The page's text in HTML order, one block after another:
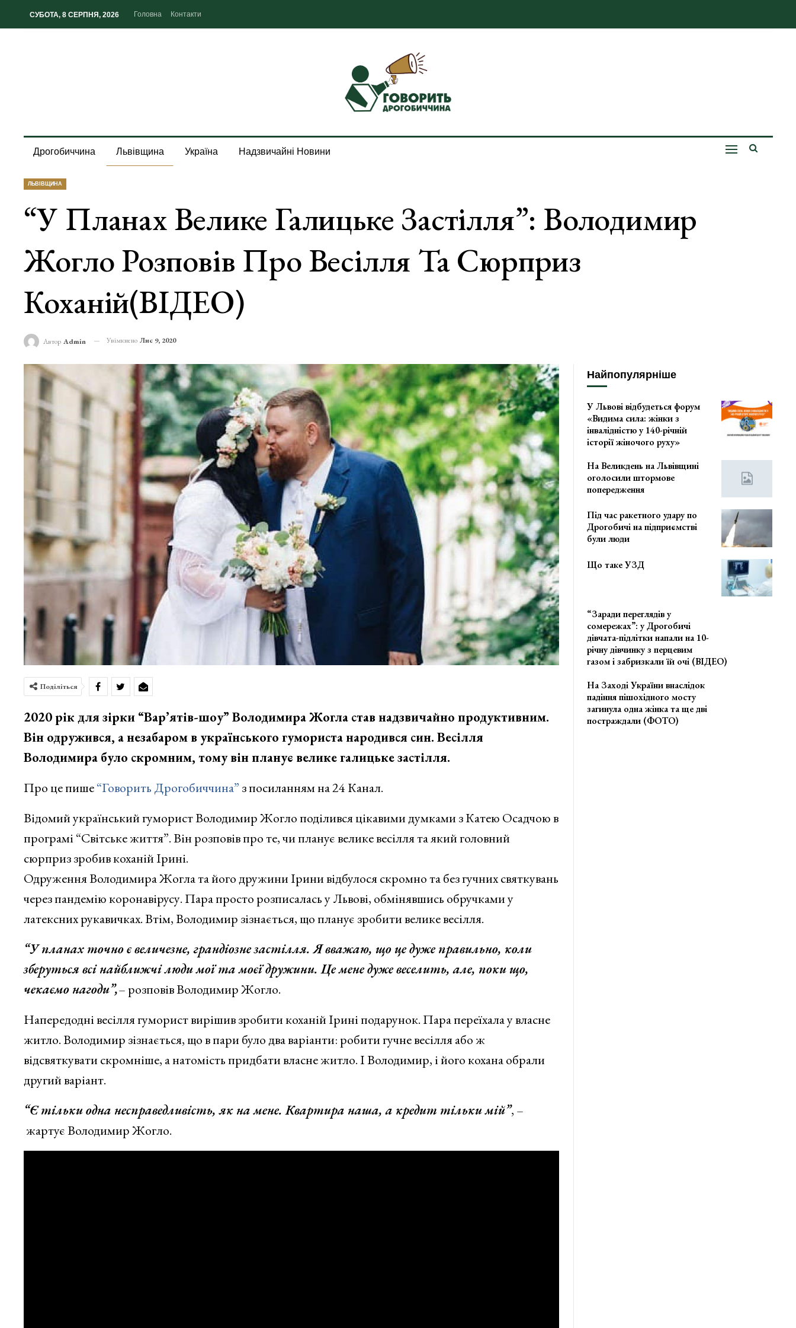
СУБОТА, 8 СЕРПНЯ, 2026 Головна Контакти
Дрогобиччина Львівщина Україна Надзвичайні Новини
ЛЬВІВЩИНА
“У Планах Велике Галицьке Застілля”: Володимир
Жогло Розповів Про Весілля Та Сюрприз
Коханій(ВІДЕО)
Автор Admin Увімкнено Лис 9, 2020
Поділіться
2020 рік для зірки “Вар’ятів-шоу” Володимира Жогла став надзвичайно продуктивним.
Він одружився, а незабаром в українського гумориста народився син. Весілля
Володимира було скромним, тому він планує велике галицьке застілля.
Про це пише“Говорить Дрогобиччина” з посиланням на 24 Канал.
Відомий український гуморист Володимир Жогло поділився цікавими думками з Катею Осадчою в
програмі “Світське життя”. Він розповів про те, чи планує велике весілля та який головний
сюрприз зробив коханій Ірині.
Одруження Володимира Жогла та його дружини Ірини відбулося скромно та без гучних святкувань
через пандемію коронавірусу. Пара просто розписалась у Львові, обмінявшись обручками у
латексних рукавичках. Втім, Володимир зізнається, що планує зробити велике весілля.
“У планах точно є величезне, грандіозне застілля. Я вважаю, що це дуже правильно, коли
зберуться всі найближчі люди мої та моєї дружини. Це мене дуже веселить, але, поки що,
чекаємо нагоди”,– розповів Володимир Жогло.
Напередодні весілля гуморист вирішив зробити коханій Ірині подарунок. Пара переїхала у власне
житло. Володимир зізнається, що в пари було два варіанти: робити гучне весілля або ж
відсвяткувати скромніше, а натомість придбати власне житло. І Володимир, і його кохана обрали
другий варіант.
“Є тільки одна несправедливість, як на мене. Квартира наша, а кредит тільки мій”, –
жартує Володимир Жогло.
Найпопулярніше
У Львові відбудеться форум
«Видима сила: жінки з
інвалідністю у 140-річній
історії жіночого руху»
На Великдень на Львівщині
оголосили штормове
попередження
Під час ракетного удару по
Дрогобичі на підприємстві
були люди
Що таке УЗД
“Заради переглядів у
сомережах”: у Дрогобичі
дівчата-підлітки напали на 10-
річну дівчинку з перцевим
газом і забризкали їй очі (ВІДЕО)
На Заході України внаслідок
падіння пішохідного мосту
загинула одна жінка та ще дві
постраждали (ФОТО)